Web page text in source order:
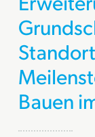
Bauen